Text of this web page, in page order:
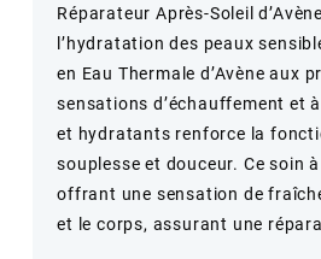
–
Apaisant
et
–
200
ml
Réparateur Après-Soleil
l’hydratation des peaux
en Eau Thermale d’Avène
sensations d’échauffement et
et hydratants renforce la
souplesse et douceur. Ce soin
offrant une sensation de
et le corps, assurant une